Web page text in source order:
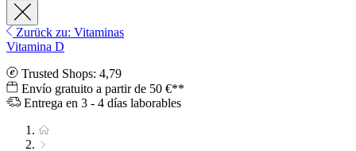
Zurück zu: Vitaminas
Vitamina D
Trusted Shops: 4,79
Envío gratuito a partir de 50 €**
Entrega en 3 - 4 días laborables